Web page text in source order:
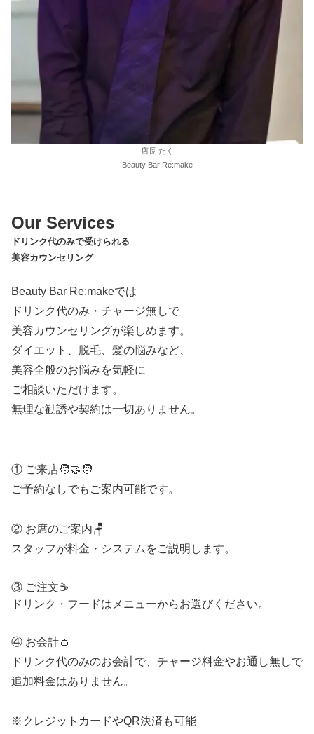
店長 たく
Beauty Bar Re:make
Our Services
ドリンク代のみで受けられる
美容カウンセリング
Beauty Bar Re:makeでは
ドリンク代のみ・チャージ無しで
美容カウンセリングが楽しめます。
ダイエット、脱毛、髪の悩みなど、
美容全般のお悩みを気軽に
ご相談いただけます。
無理な勧誘や契約は一切ありません。
① ご来店🧑‍🤝‍🧑
ご予約なしでもご案内可能です。
② お席のご案内🪑
スタッフが料金・システムをご説明します。
③ ご注文☕
ドリンク・フードはメニューからお選びください。
④ お会計👛
ドリンク代のみのお会計で、チャージ料金やお通し無しで
追加料金はありません。
※クレジットカードやQR決済も可能